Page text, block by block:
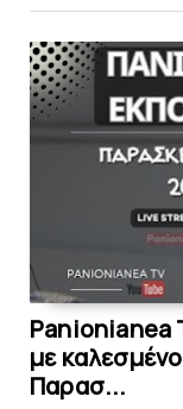
Panionianea
με
Παρασ...